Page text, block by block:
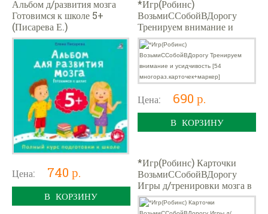
Альбом д/развития мозга
Готовимся к школе 5+
(Писарева Е.)
Цена: 740 р.
В КОРЗИНУ
*Игр(Робинс)
ВозьмиССобойВДорогу
Тренируем внимание и
усидчивость [54
многораз.карточек+маркер]
Цена: 690 р.
В КОРЗИНУ
*Игр(Робинс) Карточки
ВозьмиССобойВДорогу
Игры д/тренировки мозга в
путешествии
[50многораз.карточек